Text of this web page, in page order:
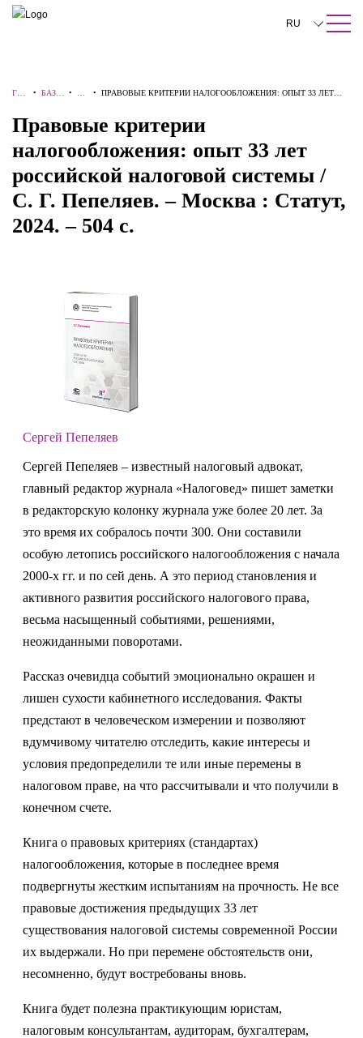
ПОИСК ПО САЙТУ Закрыть
RU
中文
Deutsch
Italiano
ГЛА
АЯ
• БАЗА
ИЙ
•
И
•ПРАВОВЫЕ КРИТЕРИИ НАЛОГООБЛОЖЕНИЯ: ОПЫТ 33 ЛЕТ
МОСКВА : СТАТУТ, 2024. – 504 С.
Правовые критерии
налогообложения: опыт 33 лет
российской налоговой системы /
С. Г. Пепеляев. – Москва : Статут,
2024. – 504 с.
Сергей Пепеляев
Сергей Пепеляев – известный налоговый адвокат,
главный редактор журнала «Налоговед» пишет заметки
в редакторскую колонку журнала уже более 20 лет. За
это время их собралось почти 300. Они составили
особую летопись российского налогообложения с начала
2000-х гг. и по сей день. А это период становления и
активного развития российского налогового права,
весьма насыщенный событиями, решениями,
неожиданными поворотами.
Рассказ очевидца событий эмоционально окрашен и
лишен сухости кабинетного исследования. Факты
предстают в человеческом измерении и позволяют
вдумчивому читателю отследить, какие интересы и
условия предопределили те или иные перемены в
налоговом праве, на что рассчитывали и что получили в
конечном счете.
Книга о правовых критериях (стандартах)
налогообложения, которые в последнее время
подвергнуты жестким испытаниям на прочность. Не все
правовые достижения предыдущих 33 лет
существования налоговой системы современной России
их выдержали. Но при перемене обстоятельств они,
несомненно, будут востребованы вновь.
Книга будет полезна практикующим юристам,
налоговым консультантам, аудиторам, бухгалтерам,